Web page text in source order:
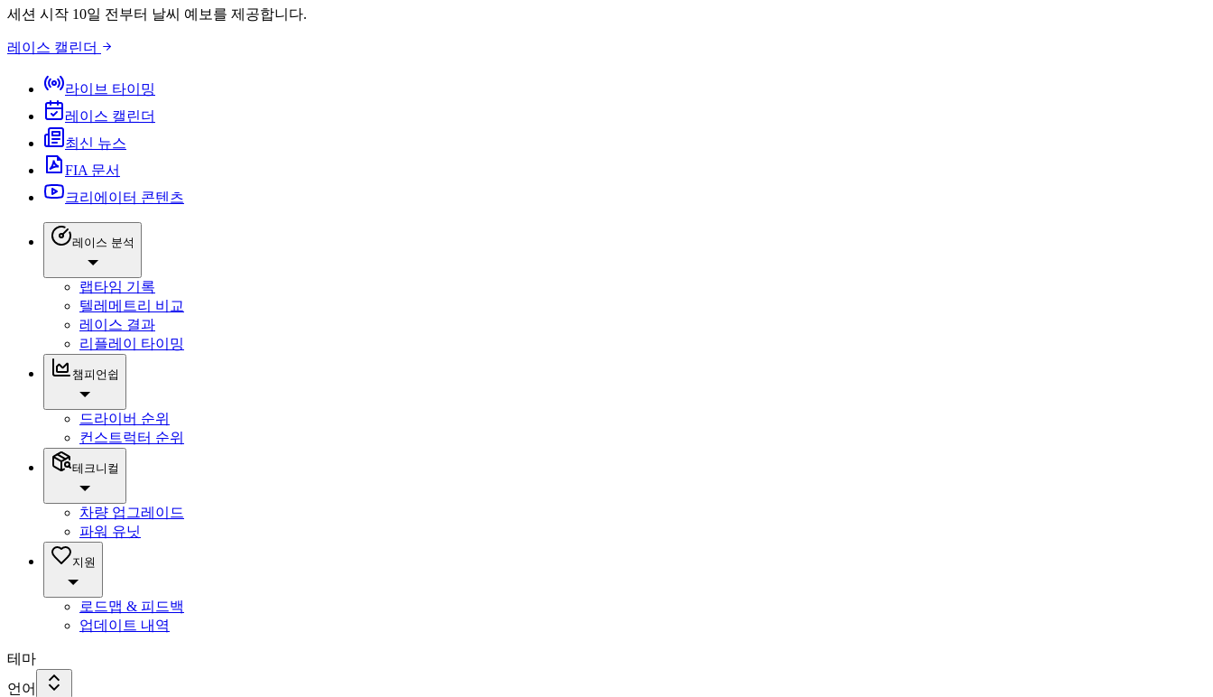
세션 시작 10일 전부터 날씨 예보를 제공합니다.
레이스 캘린더
라이브 타이밍
레이스 캘린더
최신 뉴스
FIA 문서
크리에이터 콘텐츠
레이스 분석
랩타임 기록
텔레메트리 비교
레이스 결과
리플레이 타이밍
챔피언쉽
드라이버 순위
컨스트럭터 순위
테크니컬
차량 업그레이드
파워 유닛
지원
로드맵 & 피드백
업데이트 내역
테마
언어